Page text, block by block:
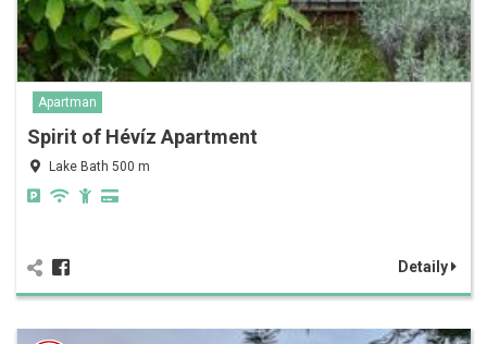
Apartman
Spirit of Hévíz Apartment
Lake Bath 500 m
Detaily